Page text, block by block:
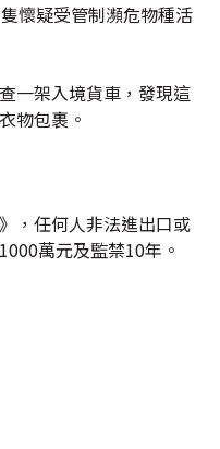
懷疑受管制瀕危物種活
一架入境貨車，發現這
物包裹。
，任何人非法進出口或
萬元及監禁10年。